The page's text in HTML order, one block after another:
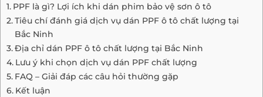
PPF là gì? Lợi ích khi dán phim bảo vệ sơn ô tô
Tiêu chí đánh giá dịch vụ dán PPF ô tô chất lượng tại
Bắc Ninh
Địa chỉ dán PPF ô tô chất lượng tại Bắc Ninh
Lưu ý khi chọn dịch vụ dán PPF chất lượng
FAQ – Giải đáp các câu hỏi thường gặp
Kết luận